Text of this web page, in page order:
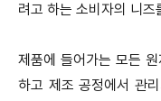
려고 하는 소비자의 니
제품에 들어가는 모든
하고 제조 공정에서 관